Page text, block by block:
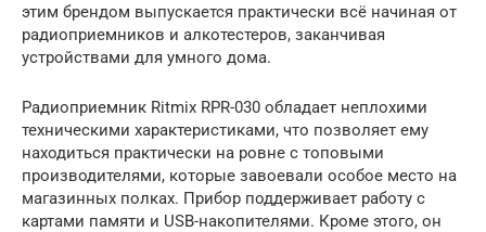
этим брендом выпускается практически всё начиная от
радиоприемников и алкотестеров, заканчивая
устройствами для умного дома.
Радиоприемник Ritmix RPR-030 обладает неплохими
техническими характеристиками, что позволяет ему
находиться практически на ровне с топовыми
производителями, которые завоевали особое место на
магазинных полках. Прибор поддерживает работу с
картами памяти и USB-накопителями. Кроме этого, он